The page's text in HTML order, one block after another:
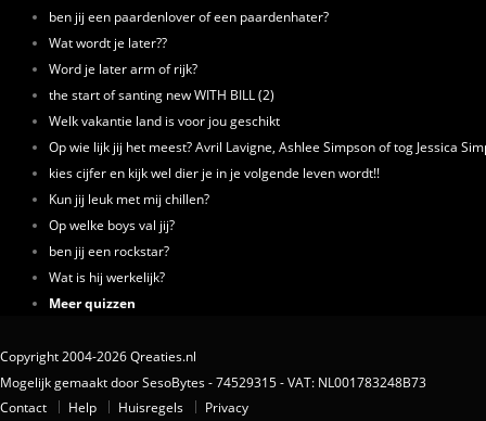
ben jij een paardenlover of een paardenhater?
Wat wordt je later??
Word je later arm of rijk?
the start of santing new WITH BILL (2)
Welk vakantie land is voor jou geschikt
Op wie lijk jij het meest? Avril Lavigne, Ashlee Simpson of tog Jessica
kies cijfer en kijk wel dier je in je volgende leven wordt!!
Kun jij leuk met mij chillen?
Op welke boys val jij?
ben jij een rockstar?
Wat is hij werkelijk?
Meer quizzen
Copyright 2004-2026 Qreaties.nl
Mogelijk gemaakt door SesoBytes - 74529315 - VAT: NL001783248B73
Contact
Help Huisregels Privacy